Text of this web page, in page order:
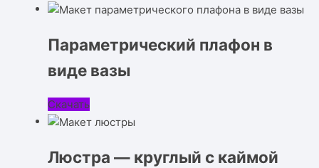
Параметрический плафон в
виде вазы
Скачать
Люстра — круглый с каймой